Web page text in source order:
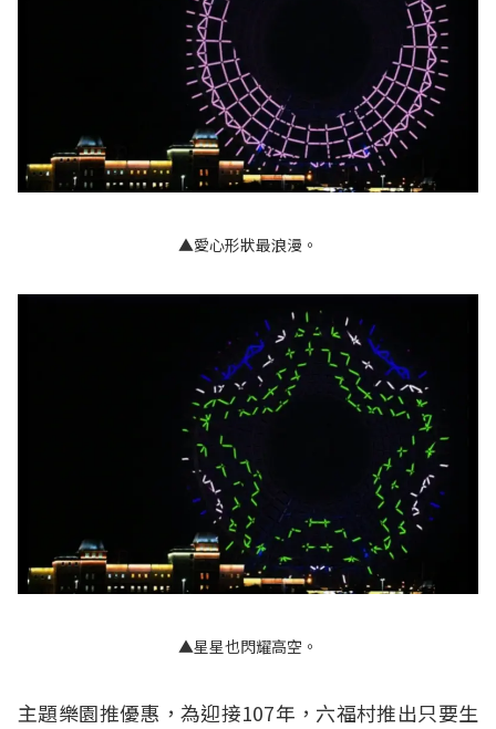
▲愛心形狀最浪漫。
▲星星也閃耀高空。
主題樂園推優惠，為迎接107年，六福村推出只要生